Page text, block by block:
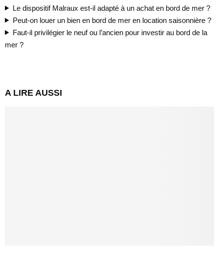
Le dispositif Malraux est-il adapté à un achat en bord de mer ?
Peut-on louer un bien en bord de mer en location saisonnière ?
Faut-il privilégier le neuf ou l’ancien pour investir au bord de la
mer ?
A LIRE AUSSI